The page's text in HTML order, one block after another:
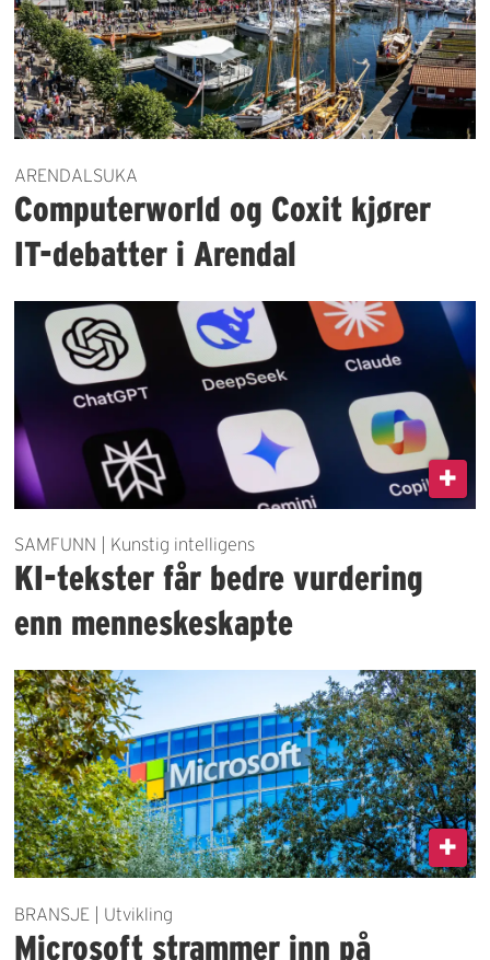
ARENDALSUKA
Computerworld og Coxit kjører
IT-debatter i Arendal
SAMFUNN | Kunstig intelligens
KI-tekster får bedre vurdering
enn menneskeskapte
BRANSJE | Utvikling
Microsoft strammer inn på